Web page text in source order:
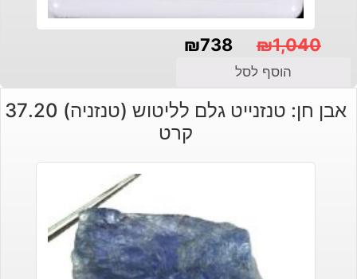
₪1,040
המקורי
היה:
₪738
הנוכחי
הוא:
הוסף לסל
אבן חן: טנזנייט גלם לליטוש (טנזניה) 37.20
קרט